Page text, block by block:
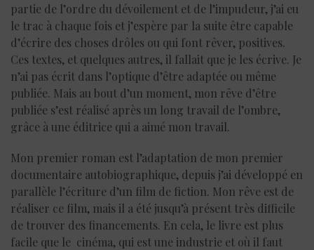
partie de l’ordre du dévoilement et de l’impudeur, j’ai eu
le trac à chaque fois et j’espère par la suite être capable
d’écrire des choses drôles ou qui font rêver, positives.
Ces textes, et quelques autres, il fallait que je les écrive. Je
n’ai pas écrit dans l’optique d’être adaptée ou même
publiée. Mais au bout d’un moment, mon rêve d’être
publiée s’est réalisé après un long travail de l’ombre,
grâce à une éditrice qui a aimé mon travail.
Mon premier roman est l’adaptation de mon premier
documentaire autobiographique, depuis j’ai développé en
parallèle l’écriture d’un film de fiction. Mon rêve est de
réaliser ce film, mais il a été jusqu’à présent très difficile
de trouver des financements. En cela, le livre est plus
facile que le cinéma, qui est une industrie et où il faut